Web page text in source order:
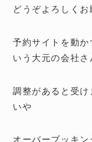
どうぞよろしくお
予約サイトを動か
いう大元の会社さ
調整があると受
いや
オーバーブッキ